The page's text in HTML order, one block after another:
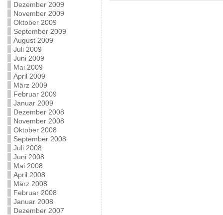
Dezember 2009
November 2009
Oktober 2009
September 2009
August 2009
Juli 2009
Juni 2009
Mai 2009
April 2009
März 2009
Februar 2009
Januar 2009
Dezember 2008
November 2008
Oktober 2008
September 2008
Juli 2008
Juni 2008
Mai 2008
April 2008
März 2008
Februar 2008
Januar 2008
Dezember 2007